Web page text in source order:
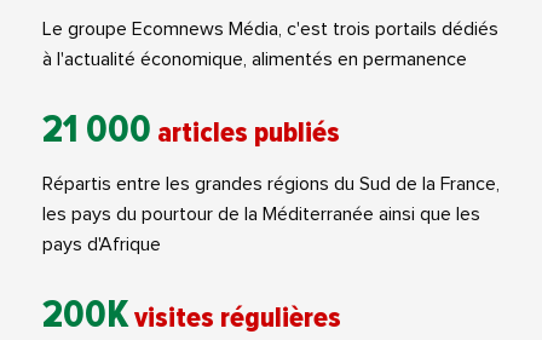
Le groupe Ecomnews Média, c'est trois portails dédiés
à l'actualité économique, alimentés en permanence
21 000 articles publiés
Répartis entre les grandes régions du Sud de la France,
les pays du pourtour de la Méditerranée ainsi que les
pays d'Afrique
200Kvisites régulières